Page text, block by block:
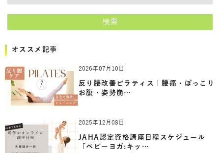
検索
オススメ記事
2026年07月10日
反り腰改善ピラティス｜腰痛・ぽっこり
お腹・姿勢崩…
2025年12月08日
JAHA認定資格講座日程スケジュール
「ベビーヨガ:キッ…